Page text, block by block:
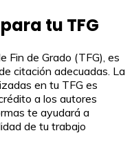
tu TFG
Fin de Grado (TFG), es
citación adecuadas. La
en tu TFG es
a los autores
te ayudará a
de tu trabajo